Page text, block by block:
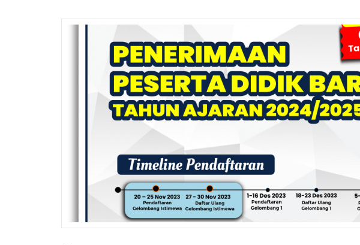
PPDB
AJARAN
2024/2025